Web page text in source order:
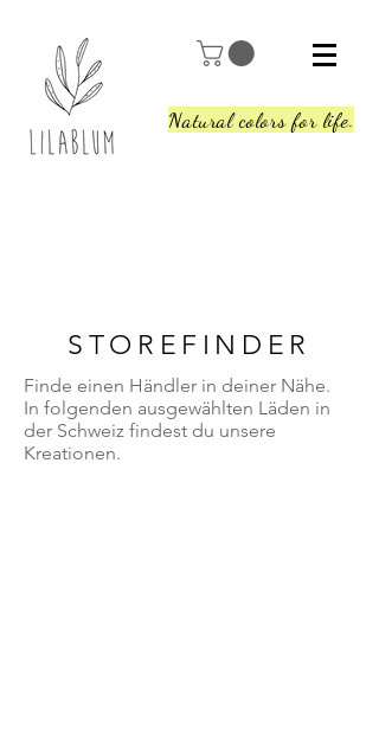
Natural colors for life.
STOREFINDER
Finde einen Händler in deiner Nähe.
In folgenden ausgewählten Läden in
der Schweiz findest du unsere
Kreationen.